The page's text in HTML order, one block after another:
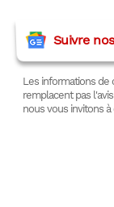
Suivre
Les informations de
remplacent pas
nous vous invitons